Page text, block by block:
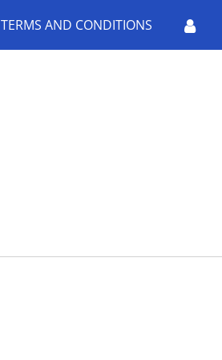
TERMS AND CONDITIONS